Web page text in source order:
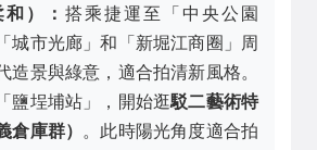
）： 搭乘捷運至「中央公園
城市光廊」和「新堀江商圈」周
造景與綠意，適合拍清新風格。
鹽埕埔站」，開始逛駁二藝術特
倉庫群）
。此時陽光角度適合拍